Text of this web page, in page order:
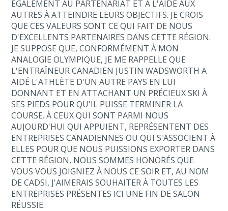
ÉGALEMENT AU PARTENARIAT ET À L'AIDE AUX
AUTRES À ATTEINDRE LEURS OBJECTIFS. JE CROIS
QUE CES VALEURS SONT CE QUI FAIT DE NOUS
D'EXCELLENTS PARTENAIRES DANS CETTE RÉGION.
JE SUPPOSE QUE, CONFORMÉMENT À MON
ANALOGIE OLYMPIQUE, JE ME RAPPELLE QUE
L'ENTRAÎNEUR CANADIEN JUSTIN WADSWORTH A
AIDÉ L'ATHLÈTE D'UN AUTRE PAYS EN LUI
DONNANT ET EN ATTACHANT UN PRÉCIEUX SKI À
SES PIEDS POUR QU'IL PUISSE TERMINER LA
COURSE. À CEUX QUI SONT PARMI NOUS
AUJOURD'HUI QUI APPUIENT, REPRÉSENTENT DES
ENTREPRISES CANADIENNES OU QUI S'ASSOCIENT À
ELLES POUR QUE NOUS PUISSIONS EXPORTER DANS
CETTE RÉGION, NOUS SOMMES HONORÉS QUE
VOUS VOUS JOIGNIEZ À NOUS CE SOIR ET, AU NOM
DE CADSI, J'AIMERAIS SOUHAITER À TOUTES LES
ENTREPRISES PRÉSENTES ICI UNE FIN DE SALON
RÉUSSIE.